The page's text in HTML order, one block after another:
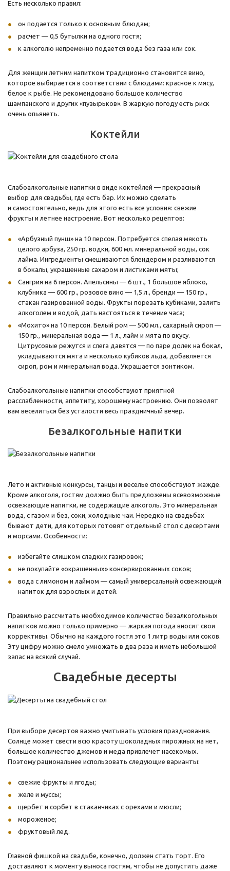
Есть несколько правил:
он подается только к основным блюдам;
расчет — 0,5 бутылки на одного гостя;
к алкоголю непременно подается вода без газа или сок.
Для женщин летним напитком традиционно становится вино,
которое выбирается в соответствии с блюдами: красное к мясу,
белое к рыбе. Не рекомендовано большое количество
шампанского и других «пузырьков». В жаркую погоду есть риск
очень опьянеть.
Коктейли
Слабоалкогольные напитки в виде коктейлей — прекрасный
выбор для свадьбы, где есть бар. Их можно сделать
и самостоятельно, ведь для этого есть все условия: свежие
фрукты и летнее настроение. Вот несколько рецептов:
«Арбузный пунш» на 10 персон. Потребуется спелая мякоть
целого арбуза, 250 гр. водки, 600 мл. минеральной воды, сок
лайма. Ингредиенты смешиваются блендером и разливаются
в бокалы, украшенные сахаром и листиками мяты;
Сангрия на 6 персон. Апельсины — 6 шт., 1 большое яблоко,
клубника — 600 гр., розовое вино — 1,5 л., бренди — 150 гр.,
стакан газированной воды. Фрукты порезать кубиками, залить
алкоголем и водой, дать настояться в течение часа;
«Мохито» на 10 персон. Белый ром — 500 мл., сахарный сироп —
150 гр., минеральная вода — 1 л., лайм и мята по вкусу.
Цитрусовые режутся и слега давятся — по паре долек на бокал,
укладываются мята и несколько кубиков льда, добавляется
сироп, ром и минеральная вода. Украшается зонтиком.
Слабоалкогольные напитки способствуют приятной
расслабленности, аппетиту, хорошему настроению. Они позволят
вам веселиться без усталости весь праздничный вечер.
Безалкогольные напитки
Лето и активные конкурсы, танцы и веселье способствуют жажде.
Кроме алкоголя, гостям должно быть предложены всевозможные
освежающие напитки, не содержащие алкоголь. Это минеральная
вода, с газом и без, соки, холодные чаи. Нередко на свадьбах
бывают дети, для которых готовят отдельный стол с десертами
и морсами. Особенности:
избегайте слишком сладких газировок;
не покупайте «окрашенных» консервированных соков;
вода с лимоном и лаймом — самый универсальный освежающий
напиток для взрослых и детей.
Правильно рассчитать необходимое количество безалкогольных
напитков можно только примерно — жаркая погода вносит свои
коррективы. Обычно на каждого гостя это 1 литр воды или соков.
Эту цифру можно смело умножать в два раза и иметь небольшой
запас на всякий случай.
Свадебные десерты
При выборе десертов важно учитывать условия празднования.
Солнце может свести всю красоту шоколадных пирожных на нет,
большое количество джемов и меда привлечет насекомых.
Поэтому рациональнее использовать следующие варианты:
свежие фрукты и ягоды;
желе и муссы;
щербет и сорбет в стаканчиках с орехами и мюсли;
мороженое;
фруктовый лед.
Главной фишкой на свадьбе, конечно, должен стать торт. Его
доставляют к моменту выноса гостям, чтобы не допустить даже